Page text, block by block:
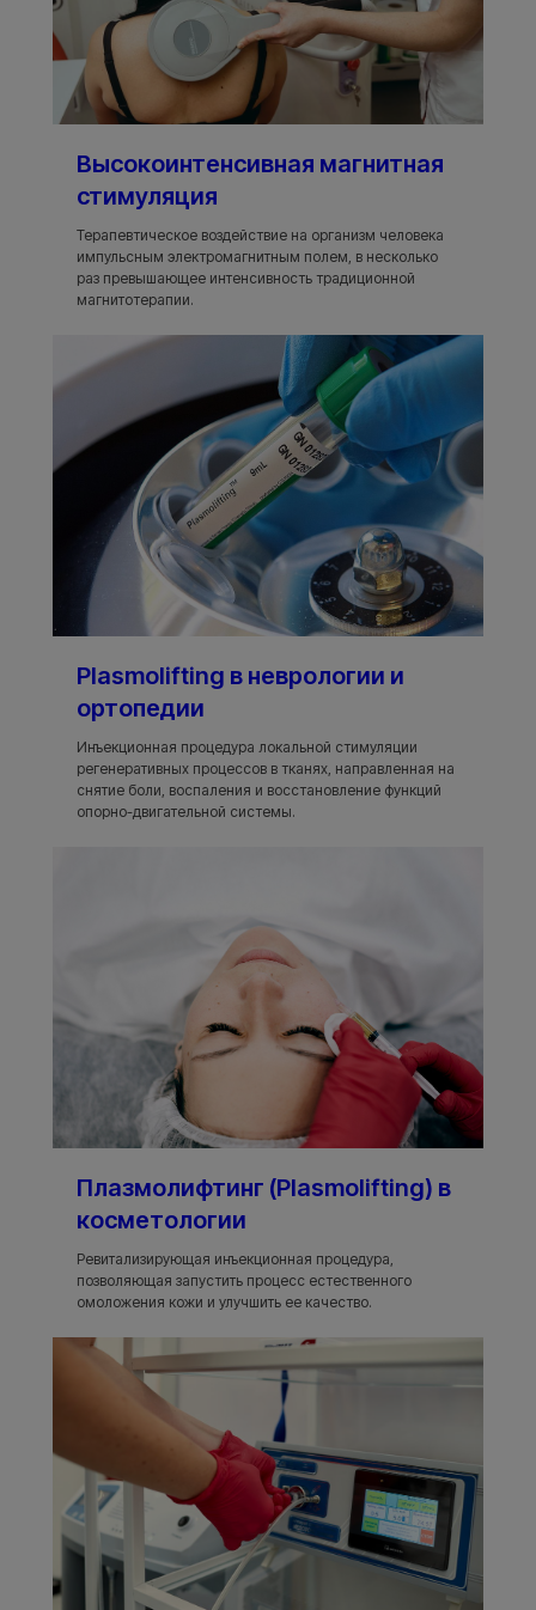
Высокоинтенсивная магнитная
стимуляция
Терапевтическое воздействие на организм человека
импульсным электромагнитным полем, в несколько
раз превышающее интенсивность традиционной
магнитотерапии.
Plasmolifting в неврологии и
ортопедии
Инъекционная процедура локальной стимуляции
регенеративных процессов в тканях, направленная на
снятие боли, воспаления и восстановление функций
опорно-двигательной системы.
Плазмолифтинг (Plasmolifting) в
косметологии
Ревитализирующая инъекционная процедура,
позволяющая запустить процесс естественного
омоложения кожи и улучшить ее качество.